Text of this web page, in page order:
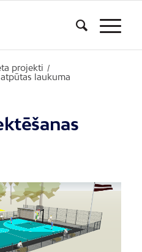
projekti /
laukuma